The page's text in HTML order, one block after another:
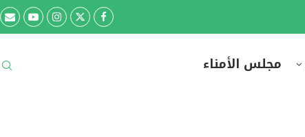
مجلس الأمناء